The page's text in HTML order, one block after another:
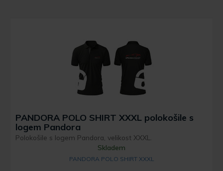
PANDORA POLO SHIRT XXXL polokošile s
logem Pandora
Polokošile s logem Pandora, velikost XXXL.
Skladem
PANDORA POLO SHIRT XXXL